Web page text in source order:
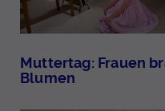
Muttertag: Frauen
Blumen